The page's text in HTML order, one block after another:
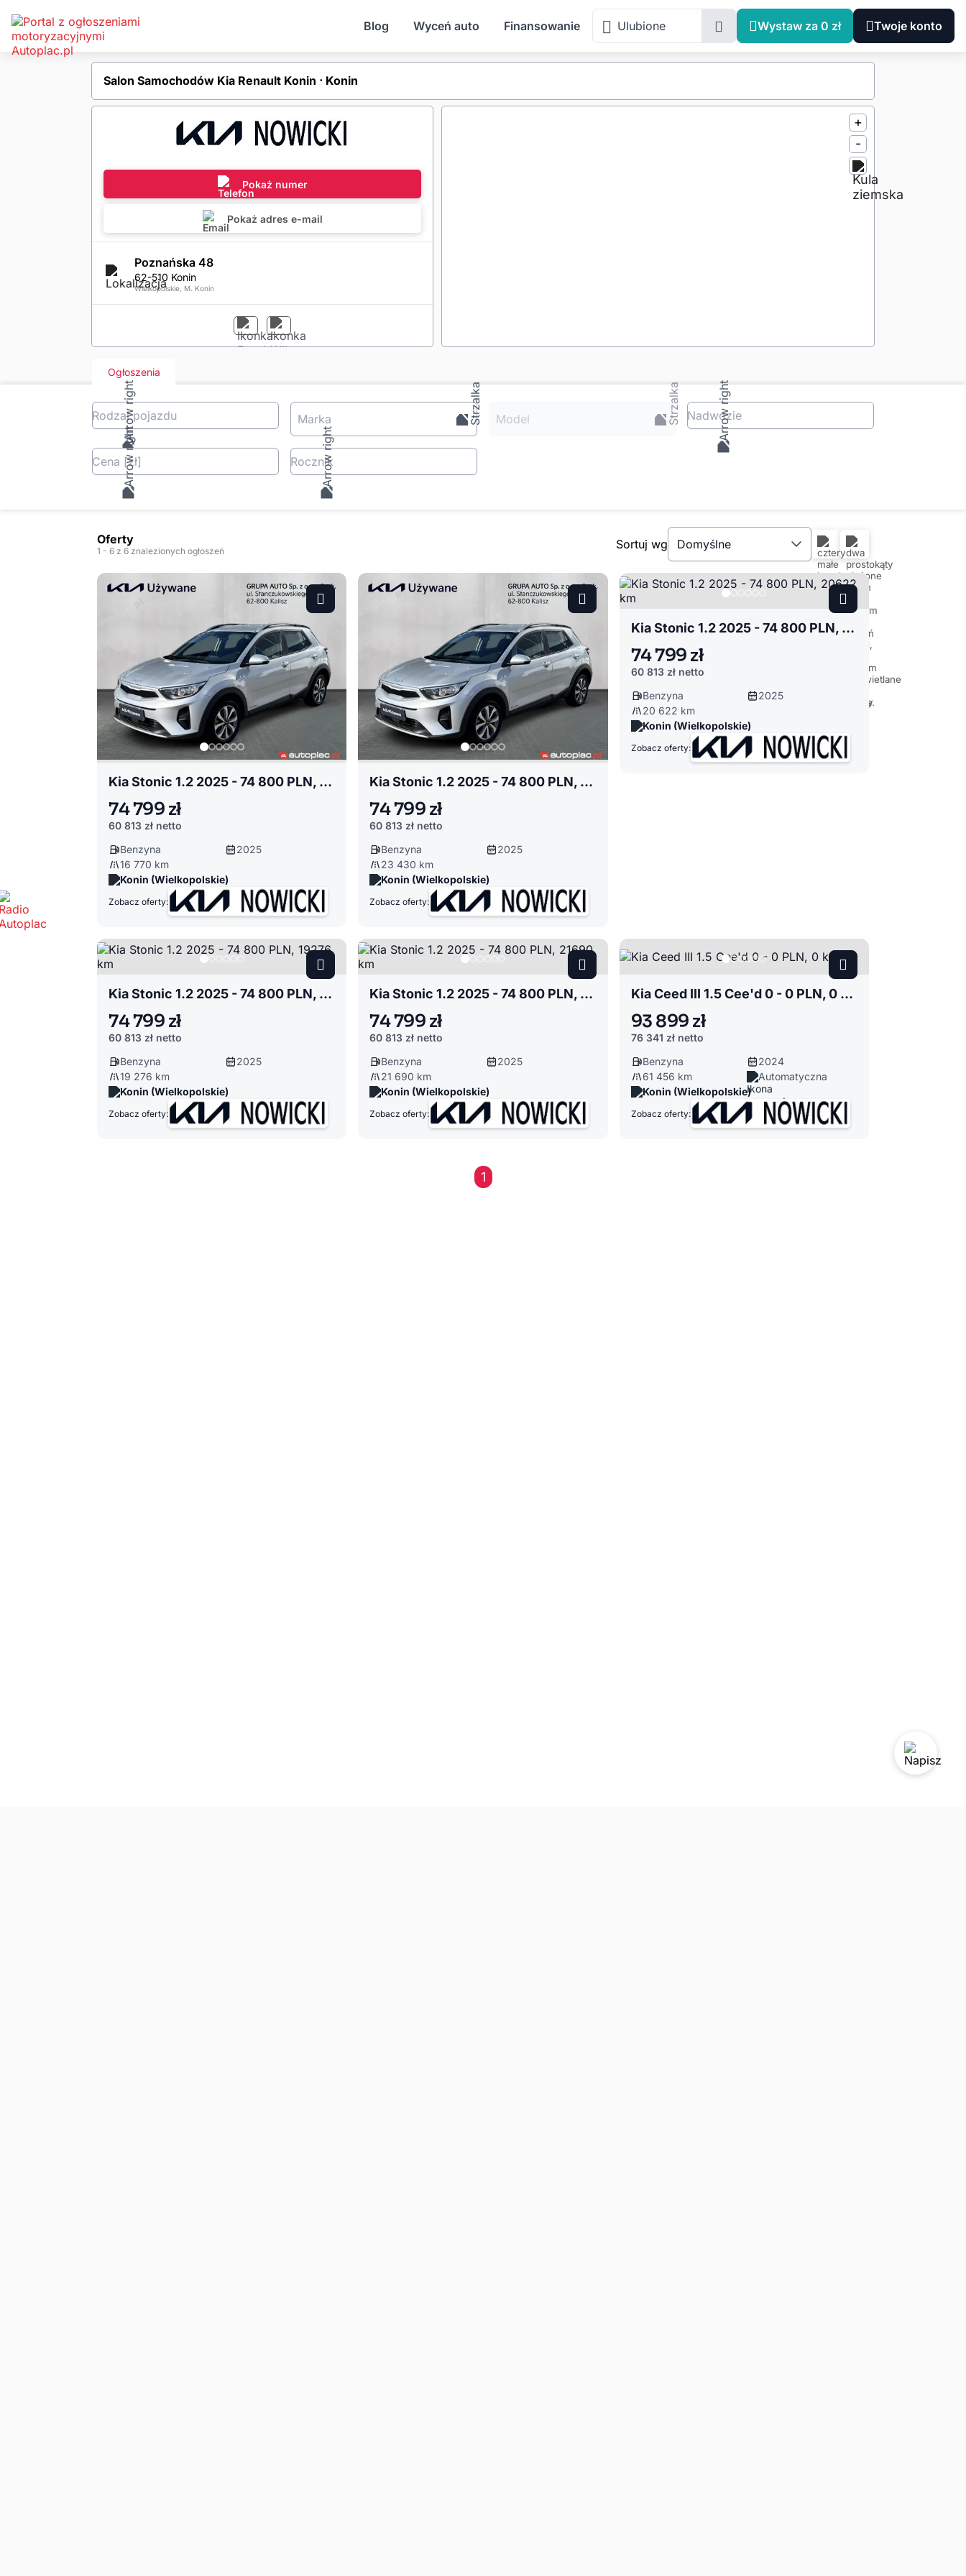
Blog Wyceń auto Finansowanie Ulubione Wystaw za 0 zł Twoje konto
Salon Samochodów Kia Renault Konin ⋅ Konin
Pokaż numer
Pokaż adres e-mail
Poznańska 48
62-510 Konin
Wielkopolskie, M. Konin
+
-
Ogłoszenia
Rodzaj pojazdu Marka Model Nadwozie
Cena [zł] Rocznik
Oferty
1 - 6 z 6 znalezionych ogłoszeń Sortuj wg Domyślne
Kia Stonic 1.2 2025 - 74 800 PLN, 16770 km
74 799 zł
60 813 zł netto
Benzyna
2025
16 770 km
Konin (Wielkopolskie)
Zobacz oferty:
Kia Stonic 1.2 2025 - 74 800 PLN, 23430 km
74 799 zł
60 813 zł netto
Benzyna
2025
23 430 km
Konin (Wielkopolskie)
Zobacz oferty:
Kia Stonic 1.2 2025 - 74 800 PLN, 20622 km
74 799 zł
60 813 zł netto
Benzyna
2025
20 622 km
Konin (Wielkopolskie)
Zobacz oferty:
Kia Stonic 1.2 2025 - 74 800 PLN, 19276 km
74 799 zł
60 813 zł netto
Benzyna
2025
19 276 km
Konin (Wielkopolskie)
Zobacz oferty:
Kia Stonic 1.2 2025 - 74 800 PLN, 21690 km
74 799 zł
60 813 zł netto
Benzyna
2025
21 690 km
Konin (Wielkopolskie)
Zobacz oferty:
Kia Ceed III 1.5 Cee'd 0 - 0 PLN, 0 km
93 899 zł
76 341 zł netto
Benzyna
2024
61 456 km
Automatyczna
Konin (Wielkopolskie)
Zobacz oferty:
1